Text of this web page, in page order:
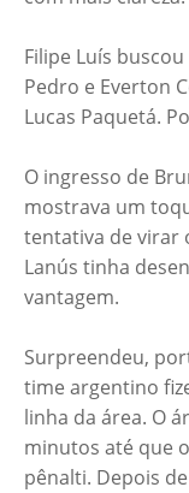
Filipe Luís
Pedro e Everton
Lucas Paquetá.
O ingresso de
mostrava um
tentativa de virar
Lanús tinha
vantagem.
Surpreendeu,
time argentino
linha da área. O
minutos até que
pênalti. Depois